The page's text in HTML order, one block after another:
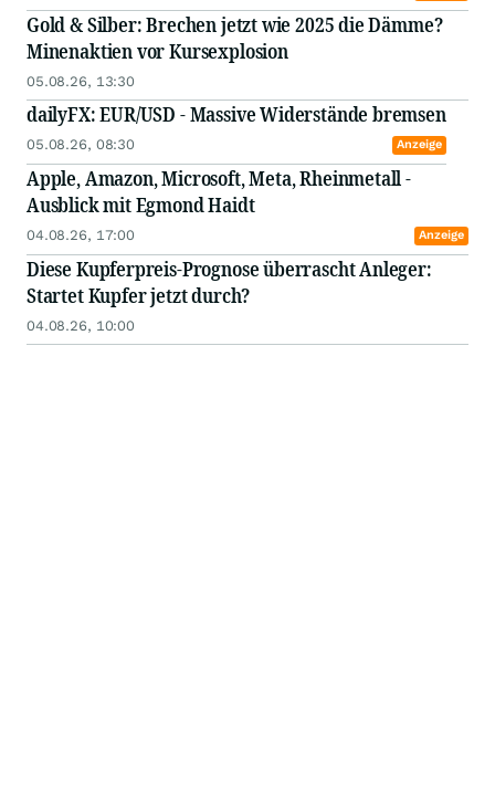
Gold & Silber: Brechen jetzt wie 2025 die Dämme?
Minenaktien vor Kursexplosion
05.08.26, 13:30
dailyFX: EUR/USD - Massive Widerstände bremsen
05.08.26, 08:30 Anzeige
Apple, Amazon, Microsoft, Meta, Rheinmetall -
Ausblick mit Egmond Haidt
04.08.26, 17:00 Anzeige
Diese Kupferpreis-Prognose überrascht Anleger:
Startet Kupfer jetzt durch?
04.08.26, 10:00